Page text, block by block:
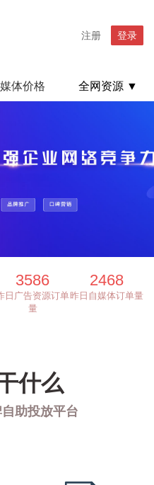
注册 登录
体价格 全网资源 ▼
3586
日广告资源订单
量
2468
昨日自媒体订单量
什么
助投放平台